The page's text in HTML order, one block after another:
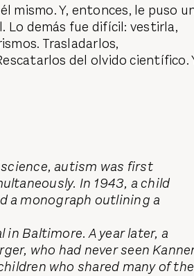
mismo. Y, entonces, le puso
Lo demás fue difícil: vestirla,
Trasladarlos,
del olvido científico.
autism was first
In 1943, a child
a monograph outlining a
Baltimore. A year later, a
who had never seen
who shared many of the